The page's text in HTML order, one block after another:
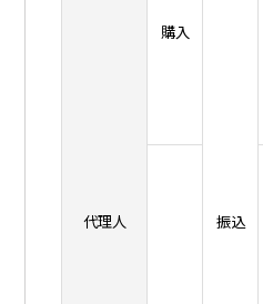
代理人
購入
振込